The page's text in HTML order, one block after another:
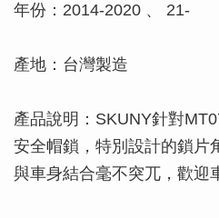
年份：2014-2020 、 21-
產地：台灣製造
產品說明：SKUNY針對
安全帽鎖，特別設計的鎖片
與車身結合毫不突兀，歡迎